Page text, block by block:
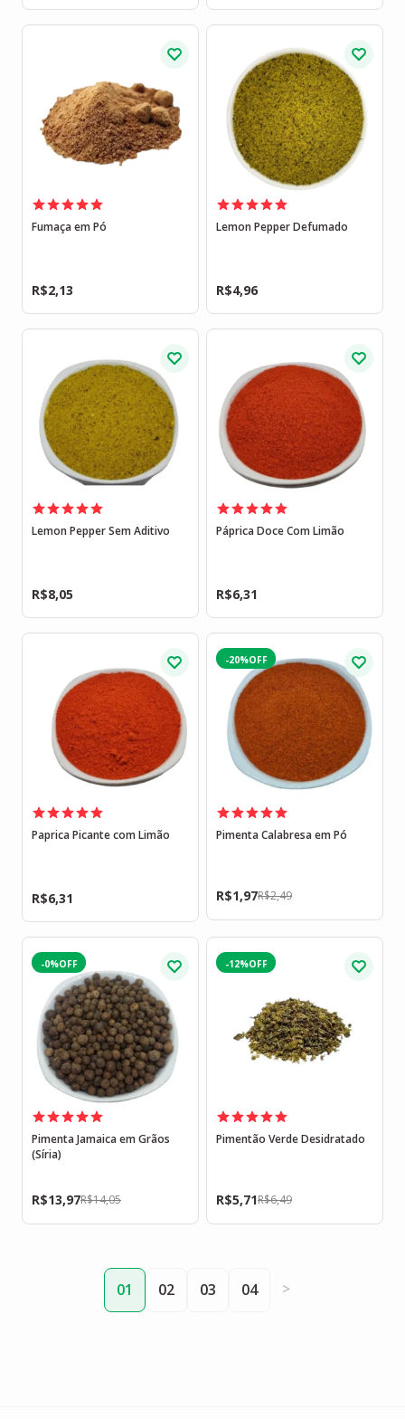
Fumaça em Pó
R$2,13
Lemon Pepper Defumado
R$4,96
Lemon Pepper Sem Aditivo
R$8,05
Páprica Doce Com Limão
R$6,31
Paprica Picante com Limão
R$6,31
-20%
Pimenta Calabresa em Pó
R$2,49
R$1,97
-0%
Pimenta Jamaica em Grãos
(Síria)
R$14,05
R$13,97
-12%
Pimentão Verde Desidratado
R$6,49
R$5,71
01 02 03 04 >